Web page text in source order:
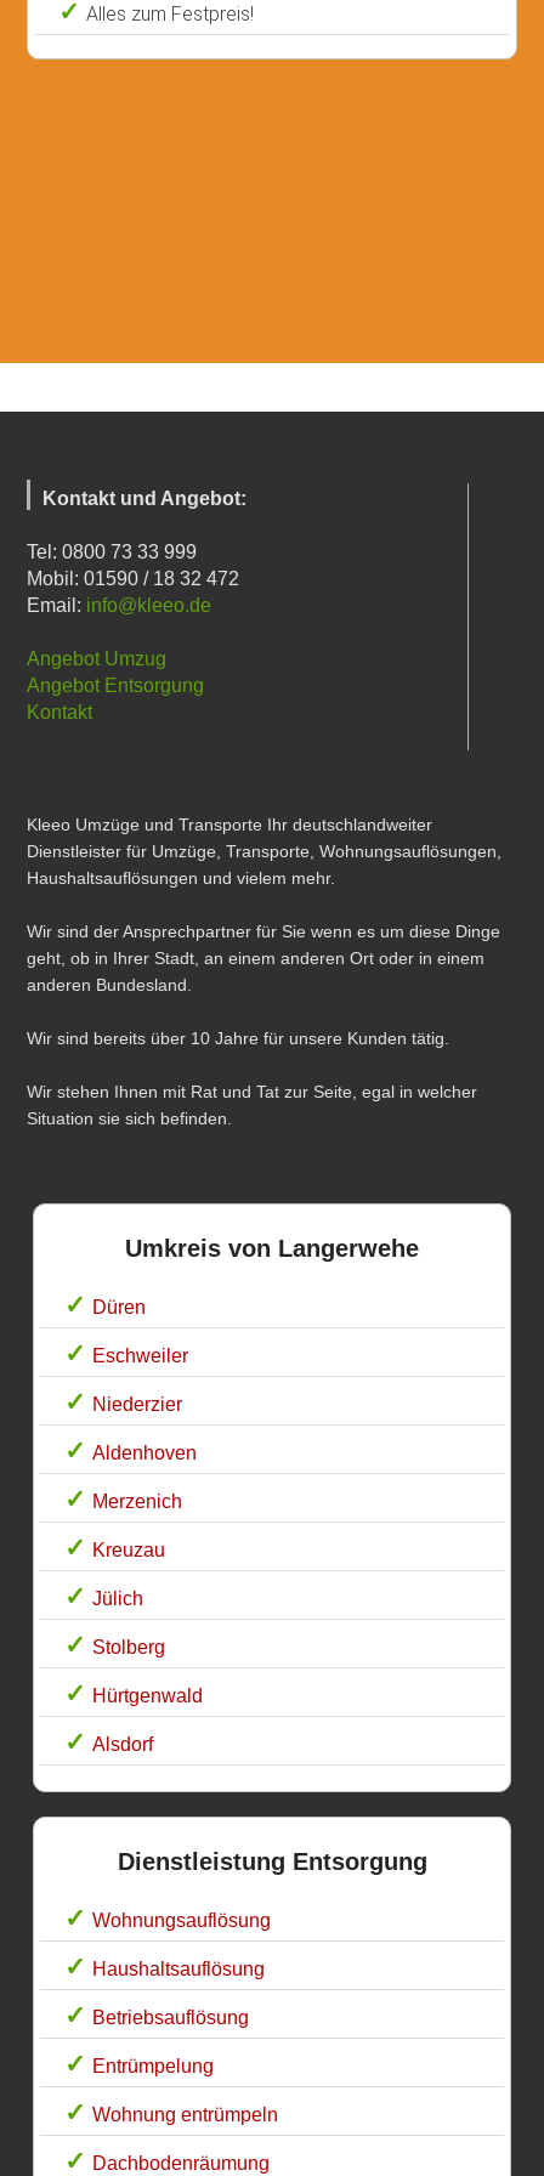
Alles zum Festpreis!
Kontakt und Angebot:
Tel: 0800 73 33 999
Mobil: 01590 / 18 32 472
Email: info@kleeo.de
Angebot Umzug
Angebot Entsorgung
Kontakt
Kleeo Umzüge und Transporte Ihr deutschlandweiter
Dienstleister für Umzüge, Transporte, Wohnungsauflösungen,
Haushaltsauflösungen und vielem mehr.
Wir sind der Ansprechpartner für Sie wenn es um diese Dinge
geht, ob in Ihrer Stadt, an einem anderen Ort oder in einem
anderen Bundesland.
Wir sind bereits über 10 Jahre für unsere Kunden tätig.
Wir stehen Ihnen mit Rat und Tat zur Seite, egal in welcher
Situation sie sich befinden.
Umkreis von Langerwehe
Düren
Eschweiler
Niederzier
Aldenhoven
Merzenich
Kreuzau
Jülich
Stolberg
Hürtgenwald
Alsdorf
Dienstleistung Entsorgung
Wohnungsauflösung
Haushaltsauflösung
Betriebsauflösung
Entrümpelung
Wohnung entrümpeln
Dachbodenräumung